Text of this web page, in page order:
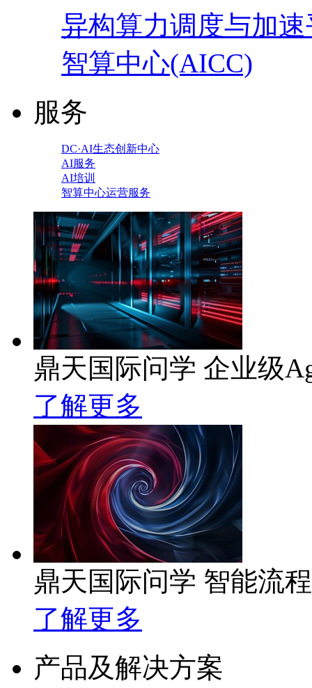
异构算力调度与加
智算中心(AICC)
服务
DC·AI生态创新中心
AI服务
AI培训
智算中心运营服务
鼎天国际问学 企业级
了解更多
鼎天国际问学 智能流
了解更多
产品及解决方案